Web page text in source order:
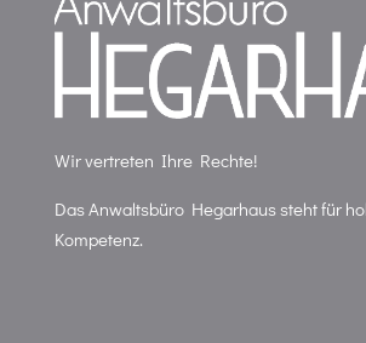
Wir vertreten Ihre Rechte!
Das Anwaltsbüro Hegarhaus steht für
Kompetenz.